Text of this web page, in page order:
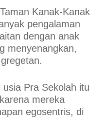
Kanak-Kanak
pengalaman
dengan anak
menyenangkan,
Pra Sekolah itu
mereka
egosentris, di